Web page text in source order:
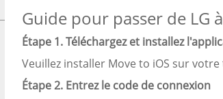
Guide pour passer de LG
Étape 1. Téléchargez et installez
Veuillez installer Move to iOS sur
Étape 2. Entrez le code de connexion